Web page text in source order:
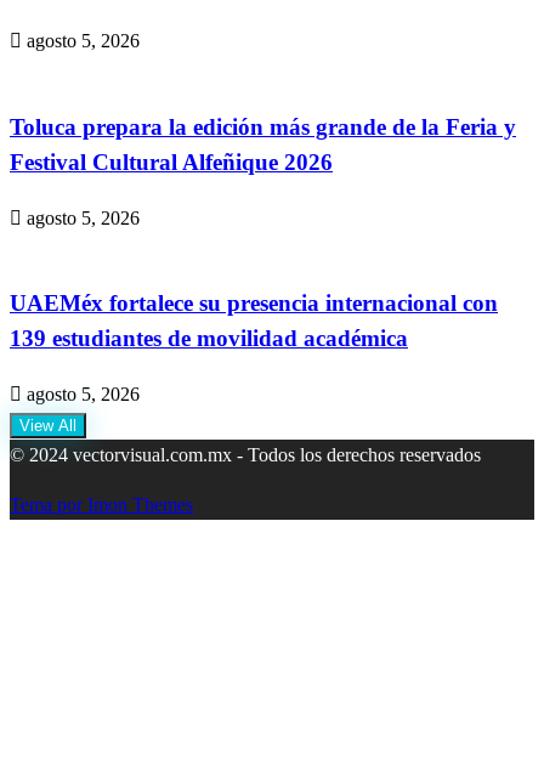
agosto 5, 2026
Toluca prepara la edición más grande de la Feria y
Festival Cultural Alfeñique 2026
agosto 5, 2026
UAEMéx fortalece su presencia internacional con
139 estudiantes de movilidad académica
agosto 5, 2026
View All
© 2024 vectorvisual.com.mx - Todos los derechos reservados
Tema por Imon Themes